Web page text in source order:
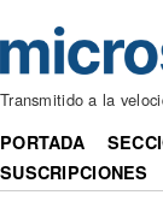
Transmitido a la
PORTADA
SUSCRIPCIONES